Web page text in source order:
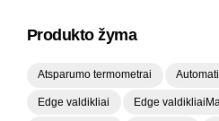
Produkto žyma
Atsparumo termometrai
Edge valdikliai Edge valdikliaiMa